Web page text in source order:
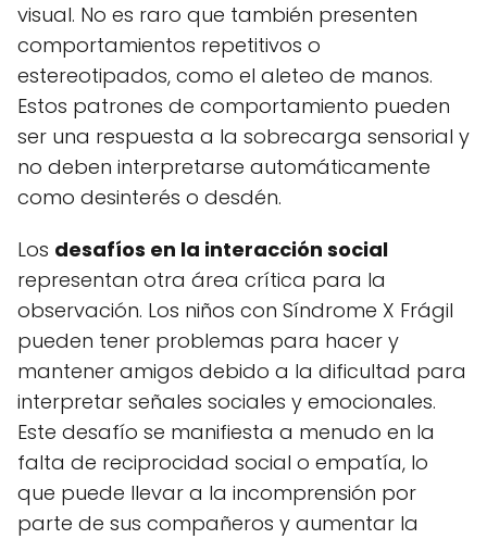
visual. No es raro que también presenten
comportamientos repetitivos o
estereotipados, como el aleteo de manos.
Estos patrones de comportamiento pueden
ser una respuesta a la sobrecarga sensorial y
no deben interpretarse automáticamente
como desinterés o desdén.
Los desafíos en la interacción social
representan otra área crítica para la
observación. Los niños con Síndrome X Frágil
pueden tener problemas para hacer y
mantener amigos debido a la dificultad para
interpretar señales sociales y emocionales.
Este desafío se manifiesta a menudo en la
falta de reciprocidad social o empatía, lo
que puede llevar a la incomprensión por
parte de sus compañeros y aumentar la